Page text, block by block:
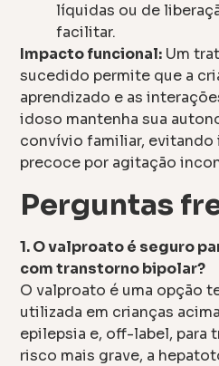
líquidas ou de
facilitar.
Impacto funcional: Um
sucedido permite que a
aprendizado e as
idoso mantenha sua
convívio familiar,
precoce por agitação
Perguntas
1. O valproato é seguro
com transtorno bipolar?
O valproato é uma opção
utilizada em crianças
epilepsia e, off-label, para
risco mais grave, a